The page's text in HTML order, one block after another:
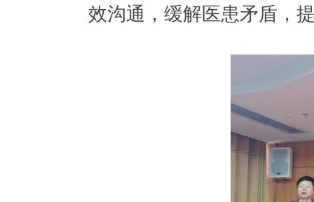
效沟通，缓解医患矛盾，